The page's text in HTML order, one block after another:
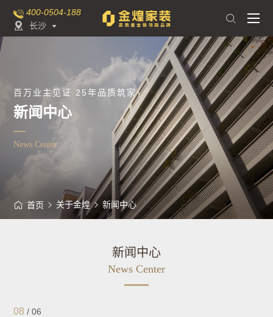
400-0504-188
长沙 

百万业主见证 25年品质筑家
新闻中心
News Center
首页 关于金煌 新闻中心
新闻中心
News Center
08 /06